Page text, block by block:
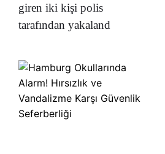
giren iki kişi polis
tarafından yakaland